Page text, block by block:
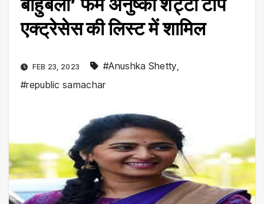
एक्ट्रेसेस की लिस्ट में शामिल
FEB 23, 2023 #Anushka Shetty,
#republic samachar